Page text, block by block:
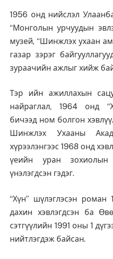
1956 онд нийслэл
“Монголын урчуудын
музей, “Шинжлэх ухаан
газар зэрэг
зураачийн ажлыг хийж
Тэр ийн ажиллахын
найраглал, 1964 онд
бичээд ном болгон
Шинжлэх Ухааны
хүрээлэнгээс 1968 онд
үеийн уран
үнэлэгдсэн гэдэг.
“Хүн” шүлэглэсэн
дахин хэвлэгдсэн ба
сэтгүүлийн 1991 оны 1
нийтлэгдэж байсан.